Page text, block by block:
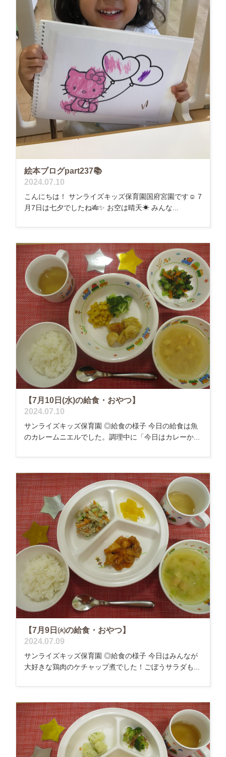
絵本ブログpart237📚
2024.07.10
こんにちは！ サンライズキッズ保育園国府宮園です☺ 7
月7日は七夕でしたね🎋✨ お空は晴天☀ みんな...
【7月10日(水)の給食・おやつ】
2024.07.10
サンライズキッズ保育園 ◎給食の様子 今日の給食は魚
のカレームニエルでした。調理中に「今日はカレーか...
【7月9日㈫の給食・おやつ】
2024.07.09
サンライズキッズ保育園 ◎給食の様子 今日はみんなが
大好きな鶏肉のケチャップ煮でした！ごぼうサラダも...